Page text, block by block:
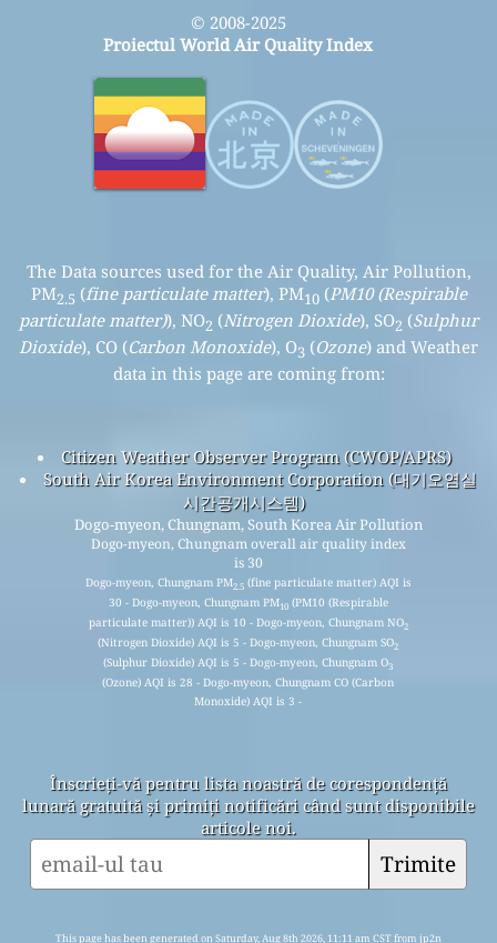
© 2008-2025
Proiectul World Air Quality Index
The Data sources used for the Air Quality, Air Pollution,
PM2.5 (fine particulate matter), PM10(PM10 (Respirable
particulate matter)), NO2 (Nitrogen Dioxide), SO2 (Sulphur
Dioxide), CO (Carbon Monoxide), O3 (Ozone) and Weather
data in this page are coming from:
Citizen Weather Observer Program (CWOP/APRS)
South Air Korea Environment Corporation (대기오염실
시간공개시스템)
Dogo-myeon, Chungnam, South Korea Air Pollution
Dogo-myeon, Chungnam overall air quality index
is 30
Dogo-myeon, Chungnam PM2.5(fine particulate matter) AQI is
30 - Dogo-myeon, Chungnam PM10(PM10 (Respirable
particulate matter)) AQI is 10 - Dogo-myeon, Chungnam NO2
(Nitrogen Dioxide) AQI is 5 - Dogo-myeon, Chungnam SO2
(Sulphur Dioxide) AQI is 5 - Dogo-myeon, Chungnam O3
(Ozone) AQI is 28 - Dogo-myeon, Chungnam CO (Carbon
Monoxide) AQI is 3 -
Înscrieți-vă pentru lista noastră de corespondență
lunară gratuită și primiți notificări când sunt disponibile
articole noi.
Trimite
This page has been generated on Saturday, Aug 8th 2026, 11:11 am CST from jp2n